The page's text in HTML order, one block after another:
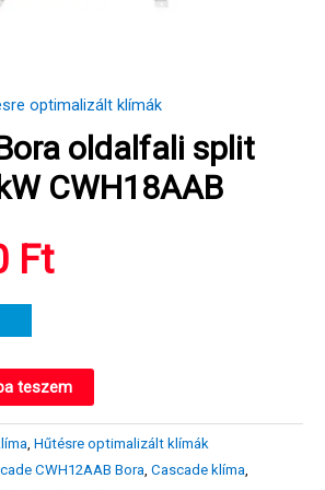
optimalizált klímák
oldalfali split
CWH18AAB
Ft
teszem
, Hűtésre optimalizált klímák
CWH12AAB Bora, Cascade klíma,